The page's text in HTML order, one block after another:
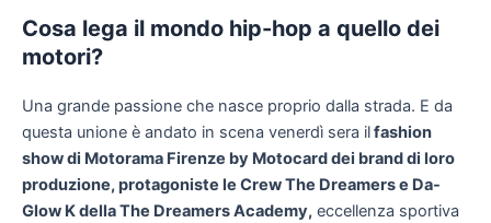
Cosa lega il mondo hip-hop a quello dei
motori?
Una grande passione che nasce proprio dalla strada. E da
questa unione è andato in scena venerdì sera ilfashion
show di Motorama Firenze by Motocard dei brand di loro
produzione, protagoniste le Crew The Dreamers e Da-
Glow K della The Dreamers Academy, eccellenza sportiva